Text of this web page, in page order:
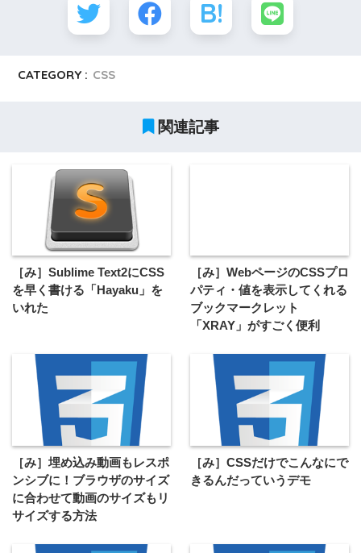
CATEGORY : CSS
関連記事
［み］Sublime Text2にCSS
を早く書ける「Hayaku」を
いれた
［み］WebページのCSSプロ
パティ・値を表示してくれる
ブックマークレット
「XRAY」がすごく便利
［み］埋め込み動画もレスポ
ンシブに！ブラウザのサイズ
に合わせて動画のサイズもリ
サイズする方法
［み］CSSだけでこんなにで
きるんだっていうデモ